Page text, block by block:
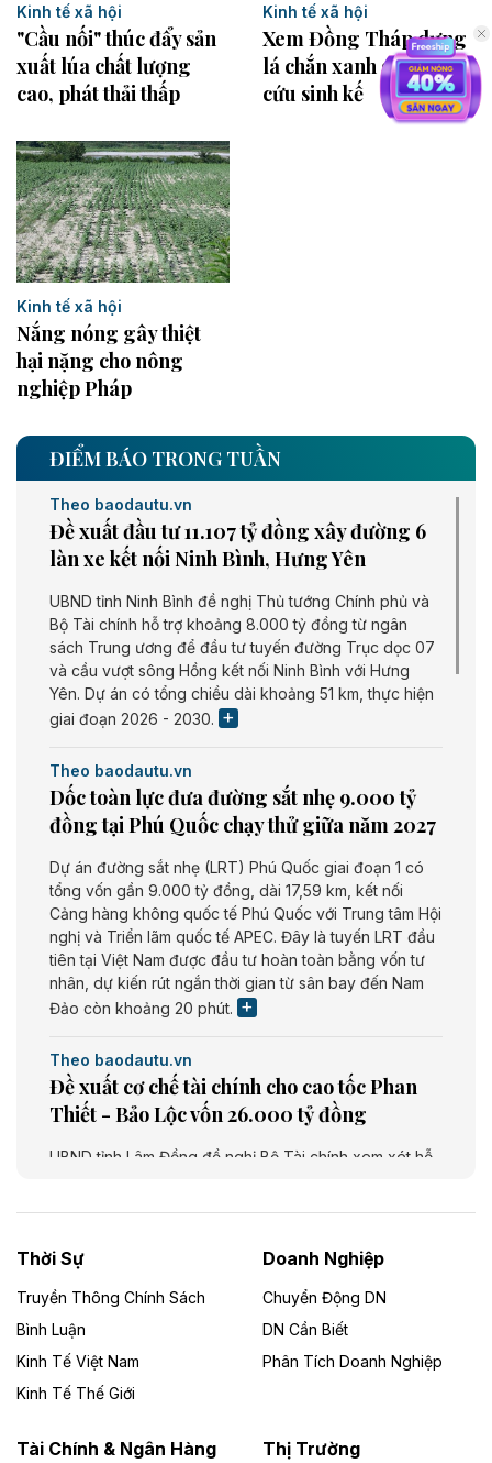
Kinh tế xã hội
"Cầu nối" thúc đẩy sản
xuất lúa chất lượng
cao, phát thải thấp
Kinh tế xã hội
Xem Đồng Tháp dựng
lá chắn xanh giữ đất,
cứu sinh kế
Kinh tế xã hội
Nắng nóng gây thiệt
hại nặng cho nông
nghiệp Pháp
ĐIỂM BÁO TRONG TUẦN
Theo baodautu.vn
Đề xuất đầu tư 11.107 tỷ đồng xây đường 6
làn xe kết nối Ninh Bình, Hưng Yên
UBND tỉnh Ninh Bình đề nghị Thủ tướng Chính phủ và
Bộ Tài chính hỗ trợ khoảng 8.000 tỷ đồng từ ngân
sách Trung ương để đầu tư tuyến đường Trục dọc 07
và cầu vượt sông Hồng kết nối Ninh Bình với Hưng
Yên. Dự án có tổng chiều dài khoảng 51 km, thực hiện
giai đoạn 2026 - 2030.
Theo baodautu.vn
Dốc toàn lực đưa đường sắt nhẹ 9.000 tỷ
đồng tại Phú Quốc chạy thử giữa năm 2027
Dự án đường sắt nhẹ (LRT) Phú Quốc giai đoạn 1 có
tổng vốn gần 9.000 tỷ đồng, dài 17,59 km, kết nối
Cảng hàng không quốc tế Phú Quốc với Trung tâm Hội
nghị và Triển lãm quốc tế APEC. Đây là tuyến LRT đầu
tiên tại Việt Nam được đầu tư hoàn toàn bằng vốn tư
nhân, dự kiến rút ngắn thời gian từ sân bay đến Nam
Đảo còn khoảng 20 phút.
Theo baodautu.vn
Đề xuất cơ chế tài chính cho cao tốc Phan
Thiết - Bảo Lộc vốn 26.000 tỷ đồng
UBND tỉnh Lâm Đồng đề nghị Bộ Tài chính xem xét hỗ
- Bu Prăng. Dự án dài khoảng 73,49 km, tổng mức đầu
tư dự kiến 26.000 tỷ đồng.
Theo baodautu.vn
Cà Mau chấp thuận chủ trương đầu tư Dự
án khu chợ và nhà ở nông thôn vốn 563 tỷ
đồng
UBND tỉnh Cà Mau chấp thuận chủ trương đầu tư Dự
Thời Sự
Truyền Thông Chính Sách
Bình Luận
Kinh Tế Việt Nam
Kinh Tế Thế Giới
Doanh Nghiệp
Chuyển Động DN
DN Cần Biết
Phân Tích Doanh Nghiệp
Tài Chính & Ngân Hàng Thị Trường